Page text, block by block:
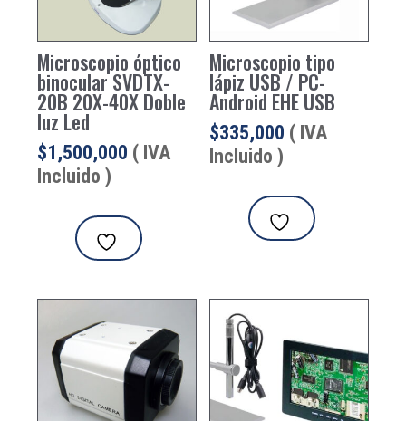
Microscopio óptico
binocular SVDTX-
20B 20X-40X Doble
luz Led
$1,500,000 ( IVA
Incluido )
Microscopio tipo
lápiz USB / PC-
Android EHE USB
$335,000 ( IVA
Incluido )